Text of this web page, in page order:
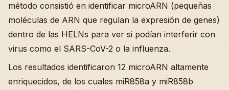
método consistió en identificar microARN (pequeñas
moléculas de ARN que regulan la expresión de genes)
dentro de las HELNs para ver si podían interferir con
virus como el SARS-CoV-2 o la influenza.
Los resultados identificaron 12 microARN altamente
enriquecidos, de los cuales miR858a y miR858b